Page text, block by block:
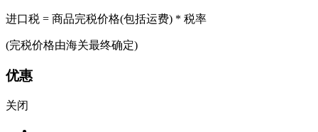
进口税 = 商品完税价格(包括运费) * 税率
(完税价格由海关最终确定)
优惠
关闭